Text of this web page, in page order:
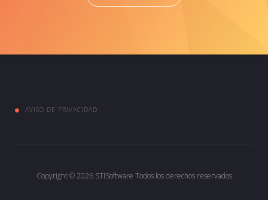
AVISO DE PRIVACIDAD
Copyright © 2026 STISoftware Todos los derechos reservados